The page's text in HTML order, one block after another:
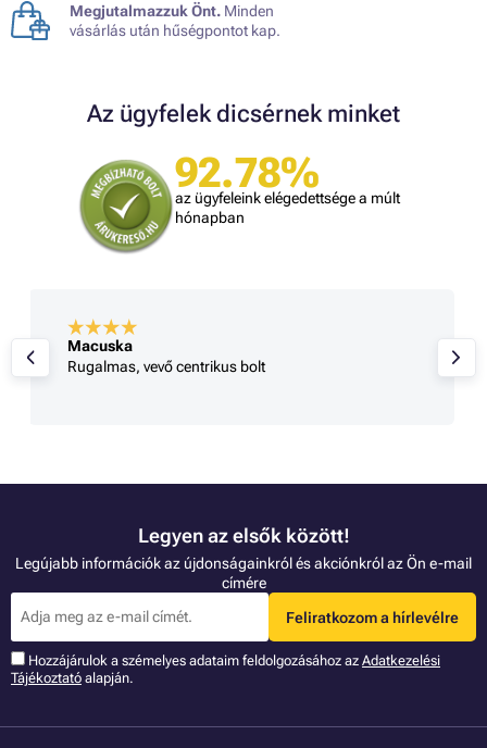
Megjutalmazzuk Önt. Minden
vásárlás után hűségpontot kap.
Az ügyfelek dicsérnek minket
92.78%
az ügyfeleink elégedettsége a múlt
hónapban
Macuska
Rugalmas, vevő centrikus bolt
Legyen az elsők között!
Legújabb információk az újdonságainkról és akciónkról az Ön e-mail
címére
Feliratkozom a hírlevélre
Hozzájárulok a szémelyes adataim feldolgozásához az Adatkezelési
Tájékoztató alapján.